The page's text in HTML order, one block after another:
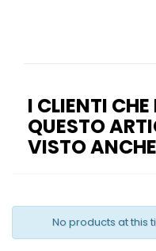
I CLIENTI
QUESTO
VISTO ANCHE
No products at this